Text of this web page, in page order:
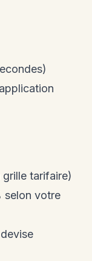
tarifaire)
selon votre